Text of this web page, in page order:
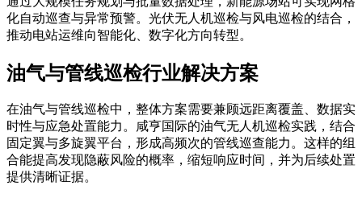
化自动巡查与异常预警。光伏无人机巡检与风电巡检的结合，
推动电站运维向智能化、数字化方向转型。
油气与管线巡检行业解决方案
在油气与管线巡检中，整体方案需要兼顾远距离覆盖、数据实
时性与应急处置能力。咸亨国际的油气无人机巡检实践，结合
固定翼与多旋翼平台，形成高频次的管线巡查能力。这样的组
合能提高发现隐蔽风险的概率，缩短响应时间，并为后续处置
提供清晰证据。